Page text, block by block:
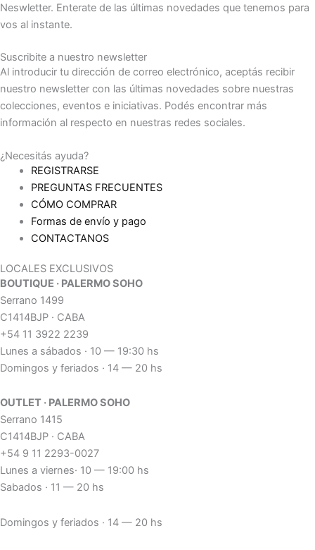
Neswletter. Enterate de las últimas novedades que tenemos para
vos al instante.
Suscribite a nuestro newsletter
Al introducir tu dirección de correo electrónico, aceptás recibir
nuestro newsletter con las últimas novedades sobre nuestras
colecciones, eventos e iniciativas. Podés encontrar más
información al respecto en nuestras redes sociales.
¿Necesitás ayuda?
REGISTRARSE
PREGUNTAS FRECUENTES
CÓMO COMPRAR
Formas de envío y pago
CONTACTANOS
LOCALES EXCLUSIVOS
BOUTIQUE · PALERMO SOHO
Serrano 1499
C1414BJP · CABA
+54 11 3922 2239
Lunes a sábados · 10 — 19:30 hs
Domingos y feriados · 14 — 20 hs
OUTLET · PALERMO SOHO
Serrano 1415
C1414BJP · CABA
+54 9 11 2293-0027
Lunes a viernes· 10 — 19:00 hs
Sabados · 11 — 20 hs
Domingos y feriados · 14 — 20 hs